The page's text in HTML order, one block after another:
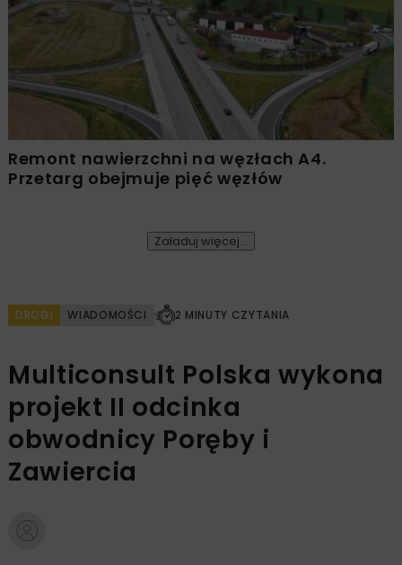
Remont nawierzchni na węzłach A4.
Przetarg obejmuje pięć węzłów
Załaduj więcej...
DROGI WIADOMOŚCI 2 MINUTY CZYTANIA
Multiconsult Polska wykona
projekt II odcinka
obwodnicy Poręby i
Zawiercia